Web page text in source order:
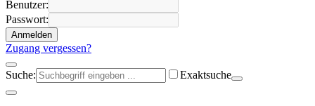
Benutzer:
Passwort:
Anmelden
Zugang vergessen?
Suche: Exaktsuche